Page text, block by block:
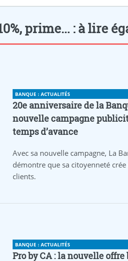
prime... : à lire
BANQUE : ACTUALITÉS
20e anniversaire de la
nouvelle campagne
temps d’avance
Avec sa nouvelle campagne, La
démontre que sa citoyenneté
clients.
BANQUE : ACTUALITÉS
Pro by CA : la nouvelle